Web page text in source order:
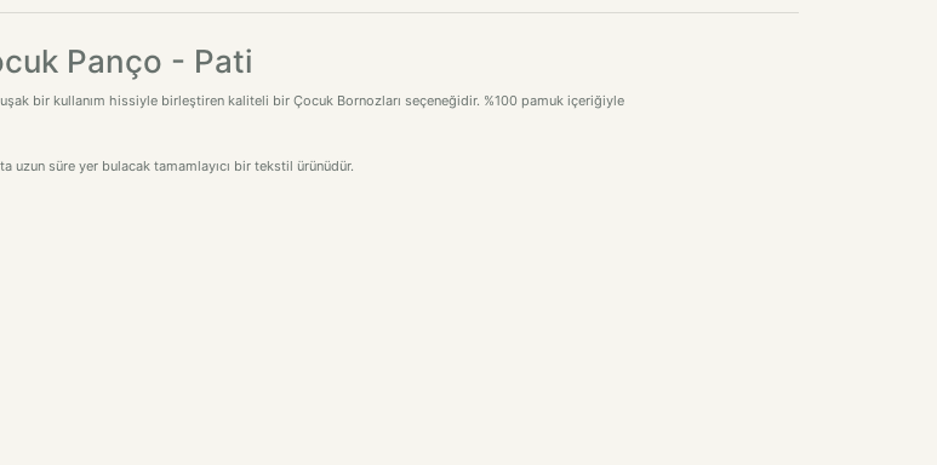
Panço - Pati
bir kullanım hissiyle birleştiren kaliteli bir Çocuk Bornozları seçeneğidir. %100 pamuk içeriğiyle
uzun süre yer bulacak tamamlayıcı bir tekstil ürünüdür.